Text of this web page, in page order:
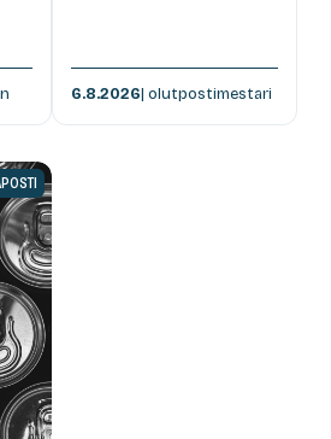
6.8.2026| olutpostimestari